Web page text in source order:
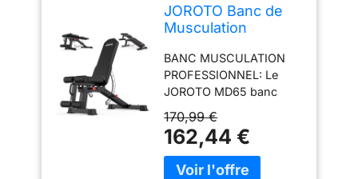
professionnels, mais
offre également une
aux débutants et aux
particuliers, et est équipé
d'un banc musculation
multifonction adapté aux
exercices complets.
CROCHET DE PIED ET
SUPPORT DE JAMBE
JOROTO Banc de
Musculation
Musculation
Multifonction pour
la Maison, Banc
D'entraînement
avec Charge Max
de 800 KG, Dossier
Réglable sur 9
BANC MUSCULATION
PROFESSIONNEL: Le
JOROTO MD65 banc
musculation est fabriqué
en acier renforcé et
bénéficie d'une
technologie de soudage
antidéflagrant haute
170,99 €
162,44 €